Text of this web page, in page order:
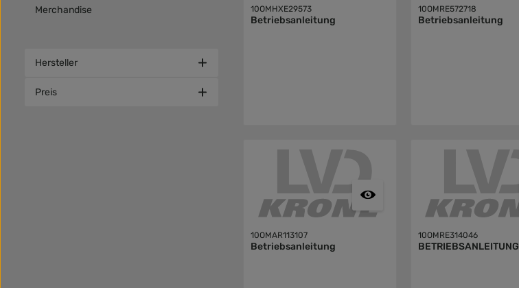
Merchandise
Hersteller
Preis
10OMHXE29573
Betriebsanleitung
10OMRE572718
Betriebsanleitung
10OMAR113107
Betriebsanleitung
10OMRE314046
BETRIEBSANLEITUNG